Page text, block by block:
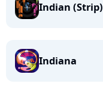
Indian (Strip)
Indiana